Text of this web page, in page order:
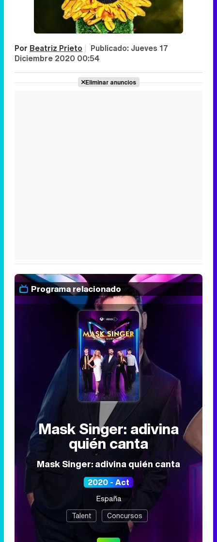
Por Beatriz Prieto | Publicado: Jueves 17
Diciembre 2020 00:54
Eliminar anuncios
Programa relacionado
Mask Singer: adivina
quién canta
Mask Singer: adivina quién canta
2020 - Act
España
Talent Concursos